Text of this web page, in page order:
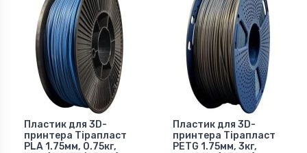
Пластик для 3D-
принтера Тірапласт
PLA 1.75мм, 0.75кг,
Пластик для 3D-
принтера Тірапласт
PETG 1.75мм, 3кг,